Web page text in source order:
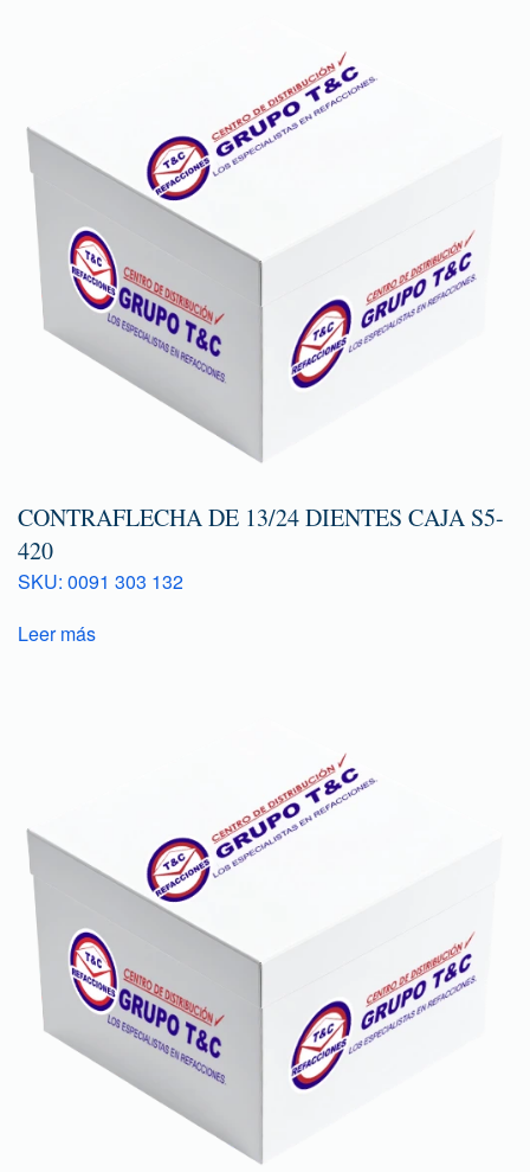
CONTRAFLECHA DE 13/24 DIENTES CAJA S5-
420
SKU: 0091 303 132
Leer más